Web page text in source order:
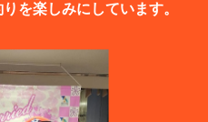
を楽しみにしています。